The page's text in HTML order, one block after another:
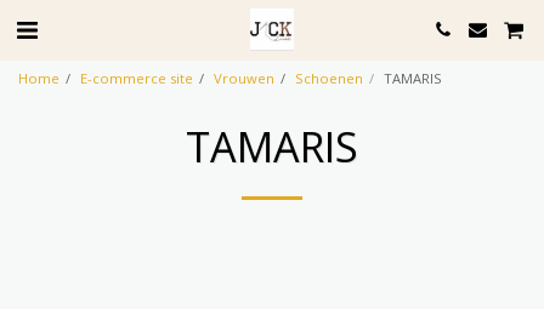
Home E-commerce site Vrouwen Schoenen TAMARIS
TAMARIS